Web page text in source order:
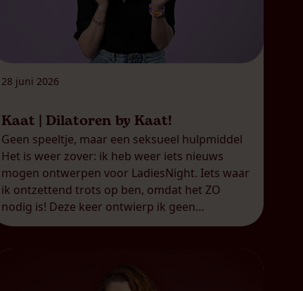
28 juni 2026
Kaat | Dilatoren by Kaat!
Geen speeltje, maar een seksueel hulpmiddel
Het is weer zover: ik heb weer iets nieuws
mogen ontwerpen voor LadiesNight. Iets waar
ik ontzettend trots op ben, omdat het ZO
nodig is! Deze keer ontwierp ik geen
seksspeeltje (zoals mijn DailyKaat), maar een